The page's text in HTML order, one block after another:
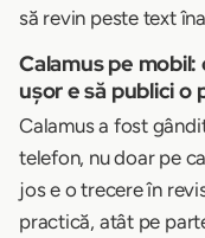
să revin peste text
Calamus pe
ușor e să publici
Calamus a fost
telefon, nu doar pe
jos e o trecere în
practică, atât pe